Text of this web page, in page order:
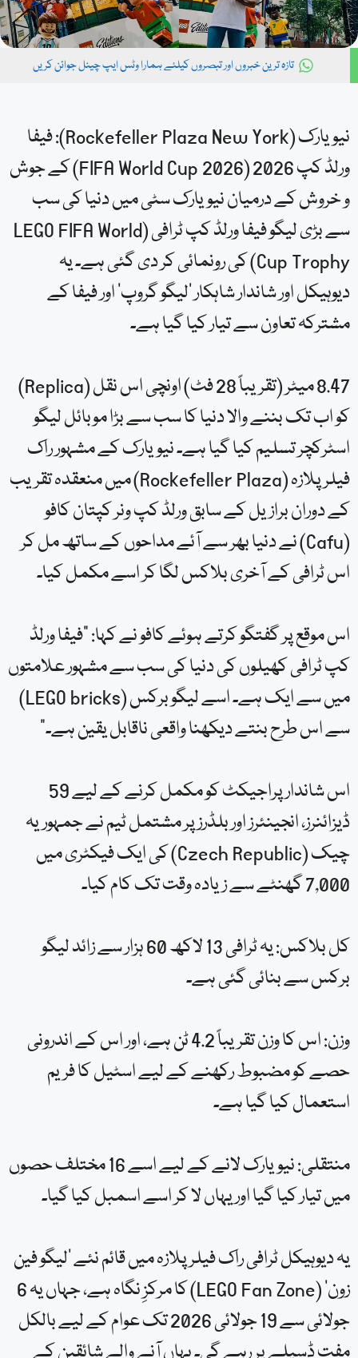
تازہ ترین خبروں اور تبصروں کیلئے ہمارا وٹس ایپ چینل جوائن کریں
نیویارک (Rockefeller Plaza New York): فیفا
ورلڈ کپ 2026 (FIFA World Cup 2026) کے جوش
و خروش کے درمیان نیویارک سٹی میں دنیا کی سب
سے بڑی لیگو فیفا ورلڈ کپ ٹرافی (LEGO FIFA World
Cup Trophy) کی رونمائی کر دی گئی ہے۔ یہ
دیوہیکل اور شاندار شاہکار ‘لیگو گروپ’ اور فیفا کے
مشترکہ تعاون سے تیار کیا گیا ہے۔
8.47 میٹر (تقریباً 28 فٹ) اونچی اس نقل (Replica)
کو اب تک بننے والا دنیا کا سب سے بڑا موبائل لیگو
اسٹرکچر تسلیم کیا گیا ہے۔ نیویارک کے مشہور راک
فیلر پلازہ (Rockefeller Plaza) میں منعقدہ تقریب
کے دوران برازیل کے سابق ورلڈ کپ ونر کپتان کافو
(Cafu) نے دنیا بھر سے آئے مداحوں کے ساتھ مل کر
اس ٹرافی کے آخری بلاکس لگا کر اسے مکمل کیا۔
اس موقع پر گفتگو کرتے ہوئے کافو نے کہا: “فیفا ورلڈ
کپ ٹرافی کھیلوں کی دنیا کی سب سے مشہور علامتوں
میں سے ایک ہے۔ اسے لیگو برکس (LEGO bricks)
سے اس طرح بنتے دیکھنا واقعی ناقابل یقین ہے۔”
اس شاندار پراجیکٹ کو مکمل کرنے کے لیے 59
ڈیزائنرز، انجینئرز اور بلڈرز پر مشتمل ٹیم نے جمہوریہ
چیک (Czech Republic) کی ایک فیکٹری میں
7,000 گھنٹے سے زیادہ وقت تک کام کیا۔
کل بلاکس: یہ ٹرافی 13 لاکھ 60 ہزار سے زائد لیگو
برکس سے بنائی گئی ہے۔
وزن: اس کا وزن تقریباً 4.2 ٹن ہے، اور اس کے اندرونی
حصے کو مضبوط رکھنے کے لیے اسٹیل کا فریم
استعمال کیا گیا ہے۔
منتقلی: نیویارک لانے کے لیے اسے 16 مختلف حصوں
میں تیار کیا گیا اور یہاں لا کر اسے اسمبل کیا گیا۔
یہ دیوہیکل ٹرافی راک فیلر پلازہ میں قائم نئے ‘لیگو فین
زون’ (LEGO Fan Zone) کا مرکزِ نگاہ ہے، جہاں یہ 6
جولائی سے 19 جولائی 2026 تک عوام کے لیے بالکل